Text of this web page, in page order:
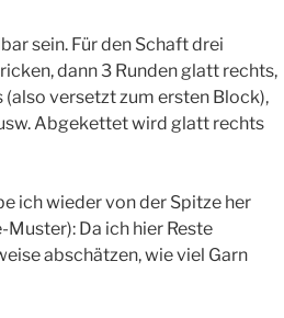
sein. Für den Schaft drei
dann 3 Runden glatt rechts,
versetzt zum ersten Block),
Abgekettet wird glatt rechts
ich wieder von der Spitze her
Da ich hier Reste
abschätzen, wie viel Garn